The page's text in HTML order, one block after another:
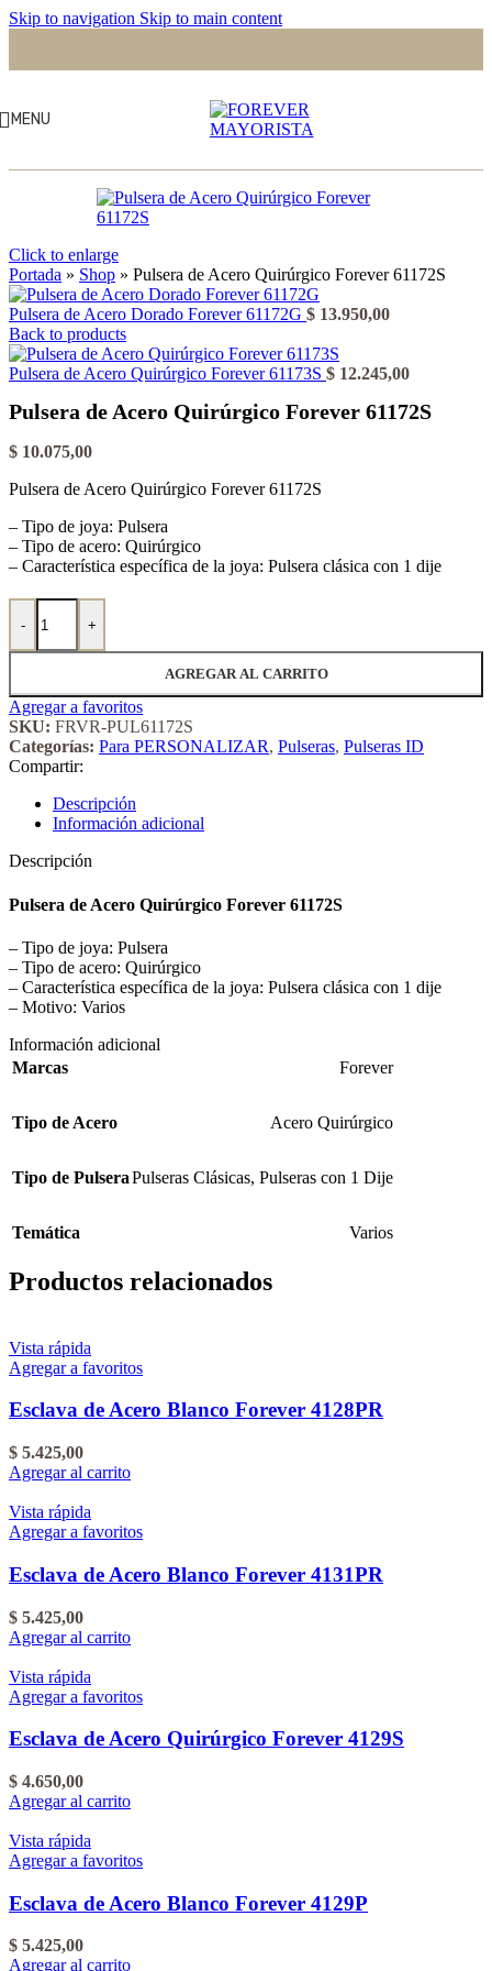
Skip to navigation Skip to main content
MENU
Click to enlarge
Portada » Shop » Pulsera de Acero Quirúrgico Forever 61172S
Pulsera de Acero Dorado Forever 61172G $ 13.950,00
Back to products
Pulsera de Acero Quirúrgico Forever 61173S $ 12.245,00
Pulsera de Acero Quirúrgico Forever 61172S
$ 10.075,00
Pulsera de Acero Quirúrgico Forever 61172S
– Tipo de joya: Pulsera
– Tipo de acero: Quirúrgico
– Característica específica de la joya: Pulsera clásica con 1 dije
-
Pulsera de Acero Quirúrgico Forever 61172S cantidad
+
AGREGAR AL CARRITO
Agregar a favoritos
SKU: FRVR-PUL61172S
Categorías: Para PERSONALIZAR, Pulseras, Pulseras ID
Compartir:
Descripción
Información adicional
Descripción
Pulsera de Acero Quirúrgico Forever 61172S
– Tipo de joya: Pulsera
– Tipo de acero: Quirúrgico
– Característica específica de la joya: Pulsera clásica con 1 dije
– Motivo: Varios
Información adicional
Marcas
Forever
Tipo de Acero Acero Quirúrgico
Tipo de PulseraPulseras Clásicas, Pulseras con 1 Dije
Temática Varios
Productos relacionados
Vista rápida
Agregar a favoritos
Esclava de Acero Blanco Forever 4128PR
$ 5.425,00
Agregar al carrito
Vista rápida
Agregar a favoritos
Esclava de Acero Blanco Forever 4131PR
$ 5.425,00
Agregar al carrito
Vista rápida
Agregar a favoritos
Esclava de Acero Quirúrgico Forever 4129S
$ 4.650,00
Agregar al carrito
Vista rápida
Agregar a favoritos
Esclava de Acero Blanco Forever 4129P
$ 5.425,00
Agregar al carrito